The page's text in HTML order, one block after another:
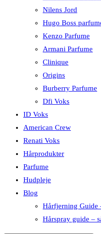
Nilens Jord
Hugo Boss
Kenzo Parfume
Armani Parfume
Clinique
Origins
Burberry Parfume
Dfi Voks
ID Voks
American Crew
Renati Voks
Hårprodukter
Parfume
Hudpleje
Blog
Hårfjerning Guide
Hårspray guide –